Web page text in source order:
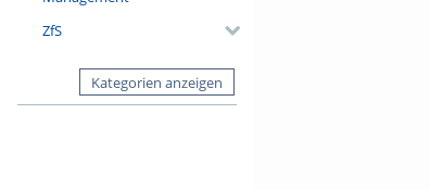
ZfS
Kategorien anzeigen